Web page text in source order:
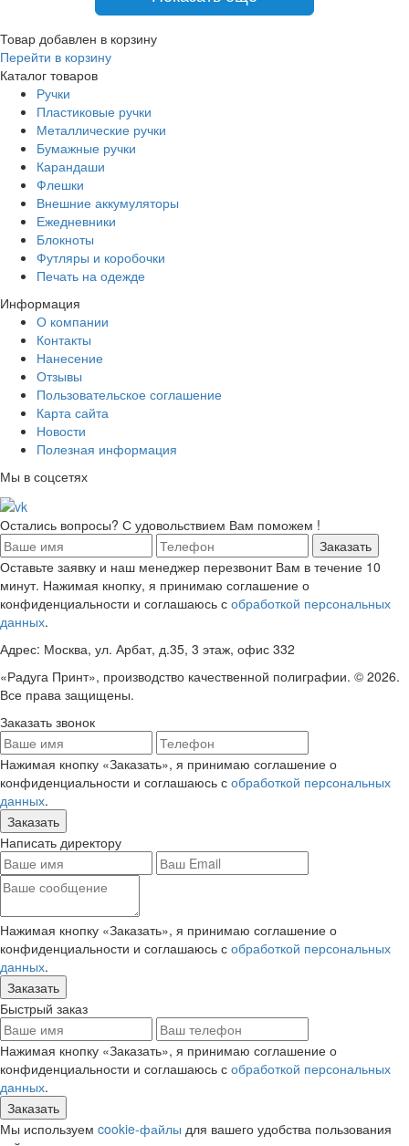
Товар добавлен в корзину
Перейти в корзину
Каталог товаров
Ручки
Пластиковые ручки
Металлические ручки
Бумажные ручки
Карандаши
Флешки
Внешние аккумуляторы
Ежедневники
Блокноты
Футляры и коробочки
Печать на одежде
Информация
О компании
Контакты
Нанесение
Отзывы
Пользовательское соглашение
Карта сайта
Новости
Полезная информация
Мы в соцсетях
Остались вопросы? С удовольствием Вам поможем !
Оставьте заявку и наш менеджер перезвонит Вам в течение 10
минут. Нажимая кнопку, я принимаю соглашение о
конфиденциальности и соглашаюсь с обработкой персональных
данных.
Адрес: Москва, ул. Арбат, д.35, 3 этаж, офис 332
«Радуга Принт», производство качественной полиграфии. © 2026.
Все права защищены.
Заказать звонок
Нажимая кнопку «Заказать», я принимаю соглашение о
конфиденциальности и соглашаюсь с обработкой персональных
данных.
Написать директору
Нажимая кнопку «Заказать», я принимаю соглашение о
конфиденциальности и соглашаюсь с обработкой персональных
данных.
Быстрый заказ
Нажимая кнопку «Заказать», я принимаю соглашение о
конфиденциальности и соглашаюсь с обработкой персональных
данных.
Мы используем cookie-файлы для вашего удобства пользования